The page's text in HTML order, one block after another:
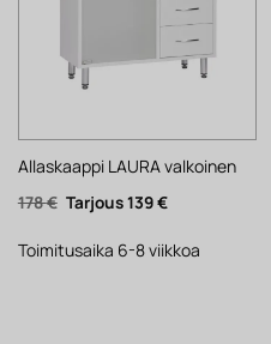
Allaskaappi LAURA valkoinen
178€ Alkuperäinen
hinta
178 €.
139€Nykyinen
139 €.
Toimitusaika 6-8 viikkoa